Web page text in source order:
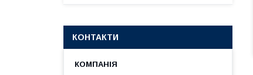
КОНТАКТИ